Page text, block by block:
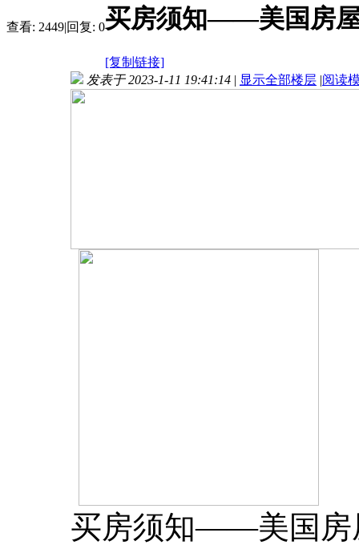
查看: 2449|回复: 0买房须知——美国房
[复制链接]
发表于 2023-1-11 19:41:14 | 显示全部楼层 |阅读
买房须知——美国房